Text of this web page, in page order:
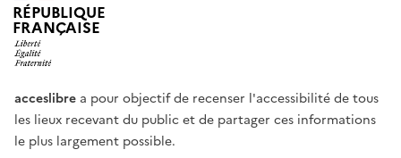
RÉPUBLIQUE
FRANÇAISE
acceslibre a pour objectif de recenser l'accessibilité de tous
les lieux recevant du public et de partager ces informations
le plus largement possible.